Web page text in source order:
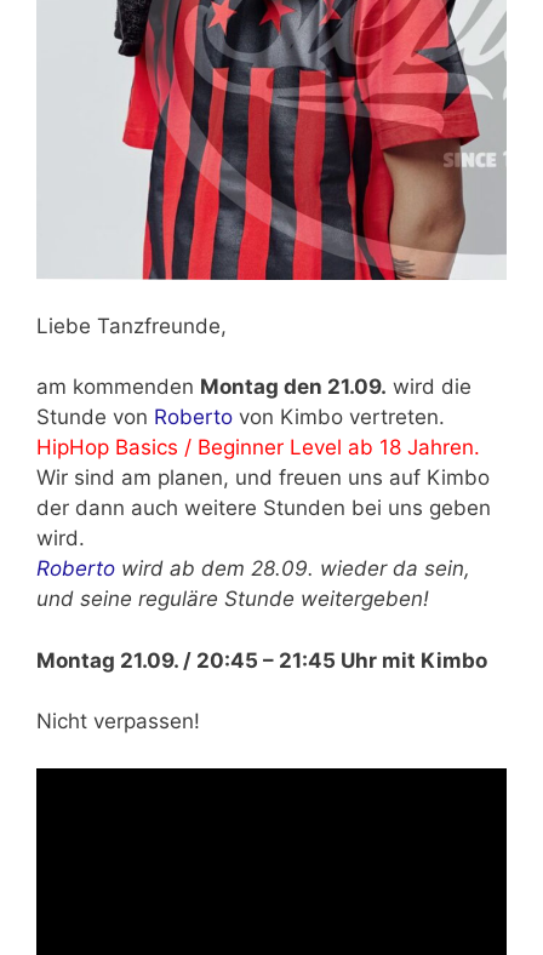
Liebe Tanzfreunde,
am kommenden Montag den 21.09. wird die
Stunde von Roberto von Kimbo vertreten.
HipHop Basics / Beginner Level ab 18 Jahren.
Wir sind am planen, und freuen uns auf Kimbo
der dann auch weitere Stunden bei uns geben
wird.
Roberto wird ab dem 28.09. wieder da sein,
und seine reguläre Stunde weitergeben!
Montag 21.09. / 20:45 – 21:45 Uhr mit Kimbo
Nicht verpassen!